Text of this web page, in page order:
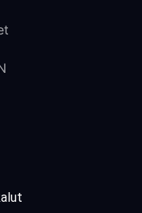
tai “Strict”, kun
osa peleistä toimii